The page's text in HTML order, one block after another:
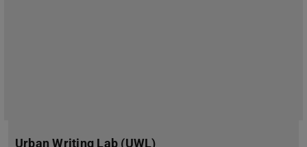
Urban Writing Lab (UWL)